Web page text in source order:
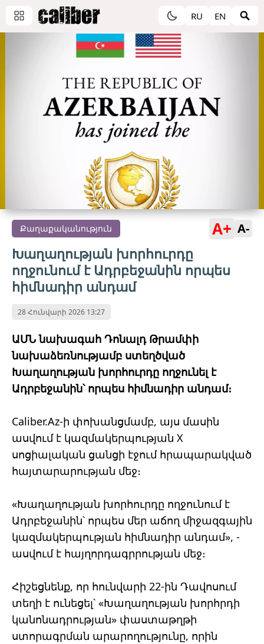
RU EN
Քաղաքականություն A+ A-
Խաղաղության խորհուրդը
ողջունում է Ադրբեջանին որպես
հիմնադիր անդամ
28 Հունվարի 2026 13:27
ԱՄՆ նախագահ Դոնալդ Թրամփի
նախաձեռնությամբ ստեղծված
Խաղաղության խորհուրդը ողջունել է
Ադրբեջանին՝ որպես հիմնադիր անդամ։
Caliber.Az-ի փոխանցմամբ, այս մասին
ասվում է կազմակերպության X
սոցիալական ցանցի էջում հրապարակված
հայտարարության մեջ։
«Խաղաղության խորհուրդը ողջունում է
Ադրբեջանին՝ որպես մեր աճող միջազգային
կազմակերպության հիմնադիր անդամ», -
ասվում է հայղորդագրրության մեջ։
Հիշեցնենք, որ հունվարի 22-ին Դավոսում
տեղի է ունեցել՝ «Խաղաղության խորհրդի
կանոնադրության» փաստաթղթի
ստորագրման արարողությունը, որին